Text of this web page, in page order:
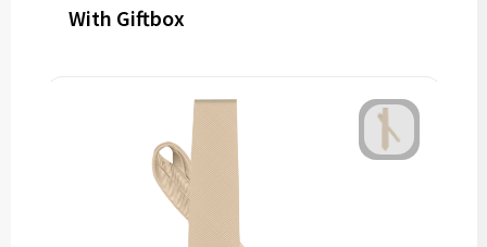
With Giftbox